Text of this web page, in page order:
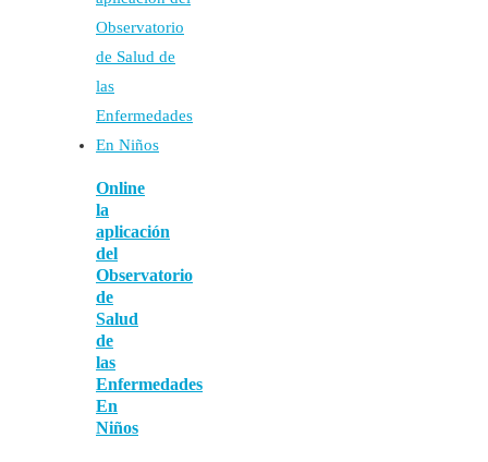
Online
la
aplicación
del
Observatorio
de
Salud
de
las
Enfermedades
En
Niños